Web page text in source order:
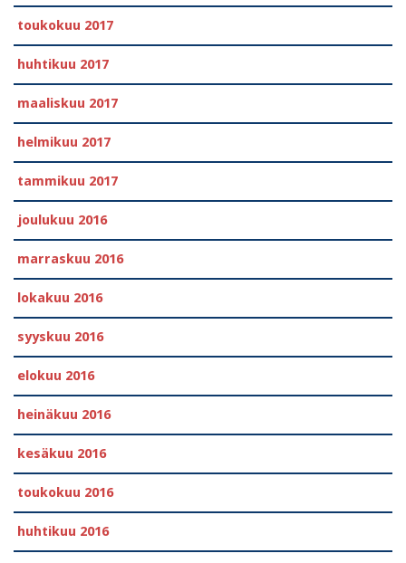
toukokuu 2017
huhtikuu 2017
maaliskuu 2017
helmikuu 2017
tammikuu 2017
joulukuu 2016
marraskuu 2016
lokakuu 2016
syyskuu 2016
elokuu 2016
heinäkuu 2016
kesäkuu 2016
toukokuu 2016
huhtikuu 2016